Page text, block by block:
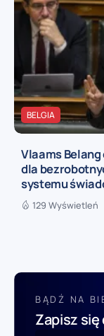
BELGIA
Vlaams
dla
systemu
129 Wyświetleń
BĄDŹ NA
Zapisz